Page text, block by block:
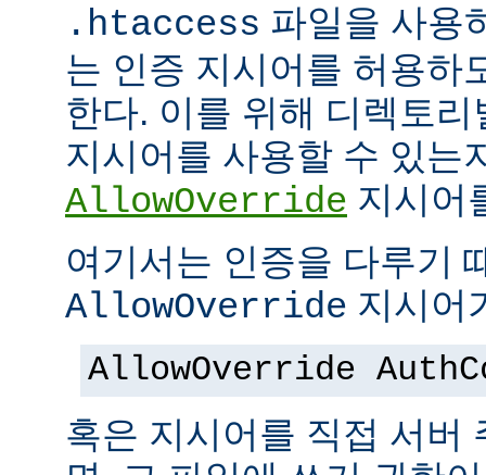
.htaccess 파일을 사용
는 인증 지시어를 허용하
한다. 이를 위해 디렉토
지시어를 사용할 수 있는
AllowOverride 지시어
여기서는 인증을 다루기
AllowOverride 지시어
AllowOverride
혹은 지시어를 직접 서버